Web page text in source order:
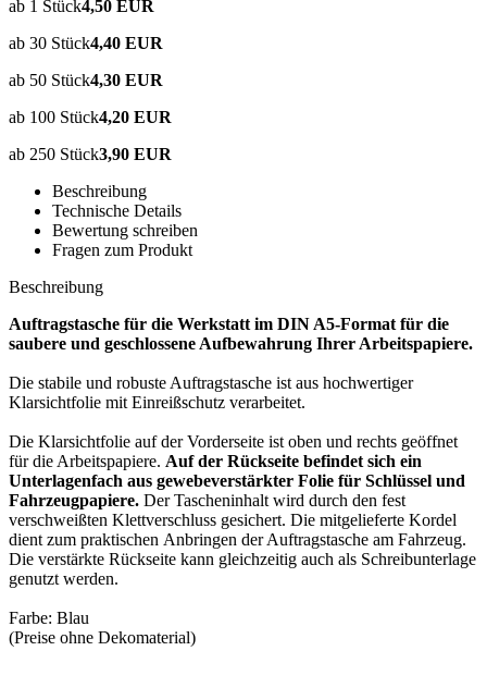
ab 1 Stück4,50 EUR
ab 30 Stück4,40 EUR
ab 50 Stück4,30 EUR
ab 100 Stück4,20 EUR
ab 250 Stück3,90 EUR
Beschreibung
Technische Details
Bewertung schreiben
Fragen zum Produkt
Beschreibung
Auftragstasche für die Werkstatt im DIN A5-Format für die
saubere und geschlossene Aufbewahrung Ihrer Arbeitspapiere.
Die stabile und robuste Auftragstasche ist aus hochwertiger
Klarsichtfolie mit Einreißschutz verarbeitet.
Die Klarsichtfolie auf der Vorderseite ist oben und rechts geöffnet
für die Arbeitspapiere. Auf der Rückseite befindet sich ein
Unterlagenfach aus gewebeverstärkter Folie für Schlüssel und
Fahrzeugpapiere. Der Tascheninhalt wird durch den fest
verschweißten Klettverschluss gesichert. Die mitgelieferte Kordel
dient zum praktischen Anbringen der Auftragstasche am Fahrzeug.
Die verstärkte Rückseite kann gleichzeitig auch als Schreibunterlage
genutzt werden.
Farbe: Blau
(Preise ohne Dekomaterial)